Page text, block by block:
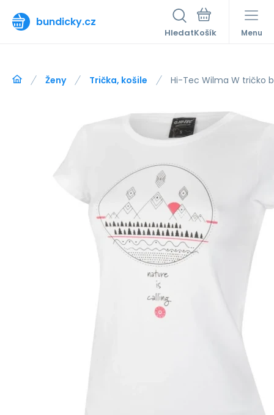
bundicky.cz
Hledat Menu
Ženy Trička, košile Hi-Tec Wilma W tričko